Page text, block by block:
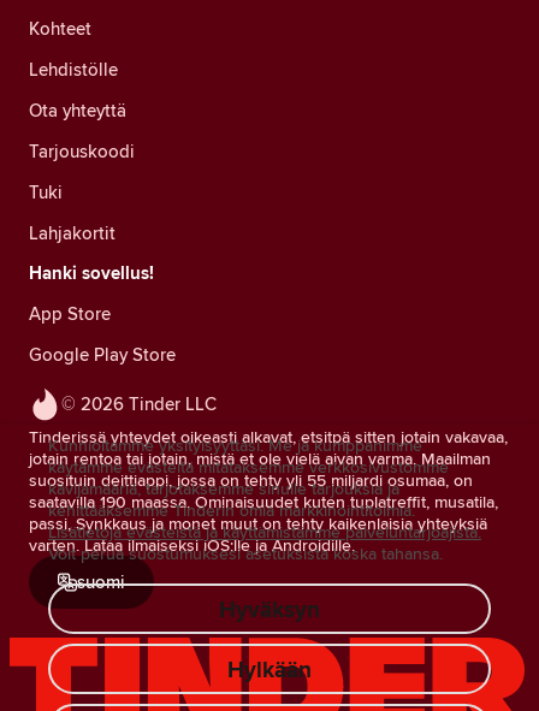
© 2026 Tinder LLC
Tinderissä yhteydet oikeasti alkavat, etsitpä sitten jotain vakavaa,
jotain rentoa tai jotain, mistä et ole vielä aivan varma. Maailman
suosituin deittiappi, jossa on tehty yli 55 miljardi osumaa, on
saatavilla 190 maassa. Ominaisuudet kuten tuplatreffit, musatila,
passi, Synkkaus ja monet muut on tehty kaikenlaisia yhteyksiä
varten. Lataa ilmaiseksi iOS:lle ja Androidille.
suomi
Kohteet
Lehdistölle
Ota yhteyttä
Tarjouskoodi
Tuki
Lahjakortit
Hanki sovellus!
App Store
Google Play Store
Kunnioitamme yksityisyyttäsi. Me ja kumppanimme
käytämme evästeitä mitataksemme verkkosivustomme
kävijämääriä, tarjotaksemme sinulle tarjouksia ja
kehittääksemme Tinderin omia markkinointitoimia.
Lisätietoja evästeistä ja käyttämistämme palveluntarjoajista.
Voit perua suostumuksesi asetuksista koska tahansa.
Hyväksyn
Hylkään